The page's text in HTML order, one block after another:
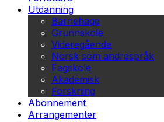
Utdanning
Barnehage
Grunnskole
Videregående
Norsk som andrespråk
Fagskole
Akademisk
Forskning
Abonnement
Arrangementer